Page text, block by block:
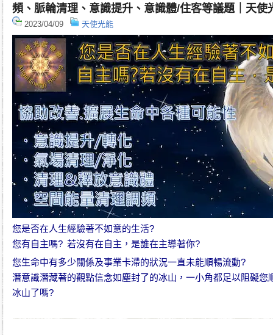
頻、脈輪清理、意識提升、意識體/住客等議題｜天使
2023/04/09 天使光能
您是否在人生經驗著不如意的生活?
您有自主嗎? 若沒有在自主，是誰在主導著你?
您生命中有多少關係及事業卡滯的狀況一直未能順暢流動?
潛意識潛藏著的觀點信念如塵封了的冰山，一小角都足以阻礙
冰山了嗎?